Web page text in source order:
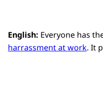
English: Everyone has
harrassment at work. It